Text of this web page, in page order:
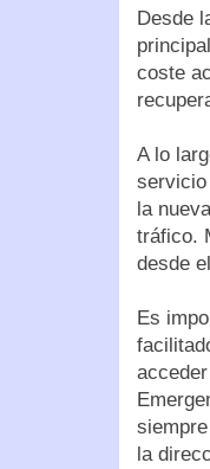
Desde
coste
A lo
servicio
la
tráfico.
desde
Es
la